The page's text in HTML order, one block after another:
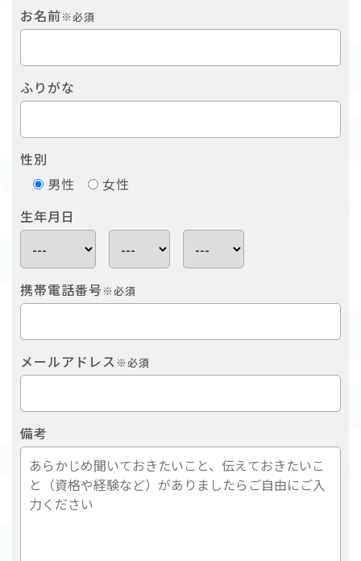
お名前※必須
ふりがな
性別
男性
女性
生年月日
携帯電話番号※必須
メールアドレス ※必須
備考